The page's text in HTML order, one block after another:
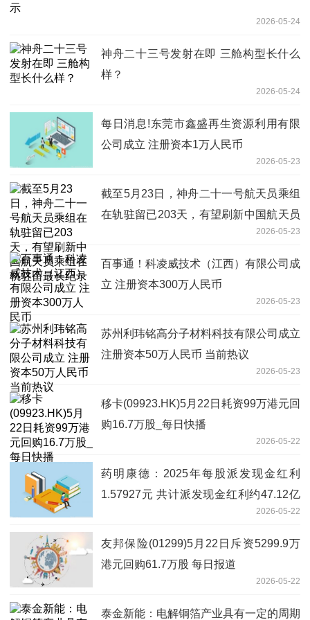
2026-05-24
神舟二十三号发射在即 三舱构型长什么
样？
2026-05-24
每日消息!东莞市鑫盛再生资源利用有限
公司成立 注册资本1万人民币
2026-05-23
截至5月23日，神舟二十一号航天员乘组
在轨驻留已203天，有望刷新中国航天员
2026-05-23
百事通！科凌威技术（江西）有限公司成
立 注册资本300万人民币
2026-05-23
苏州利玮铭高分子材料科技有限公司成立
注册资本50万人民币 当前热议
2026-05-23
移卡(09923.HK)5月22日耗资99万港元回
购16.7万股_每日快播
2026-05-22
药明康德：2025年每股派发现金红利
1.57927元 共计派发现金红利约47.12亿
2026-05-22
友邦保险(01299)5月22日斥资5299.9万
港元回购61.7万股 每日报道
2026-05-22
泰金新能：电解铜箔产业具有一定的周期